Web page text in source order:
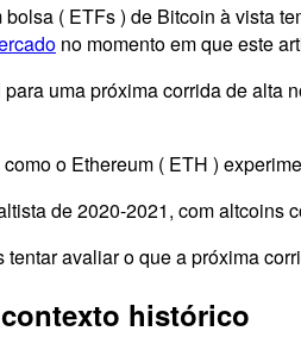
( ETFs ) de Bitcoin à vista
no momento em que este
uma próxima corrida de
o Ethereum ( ETH )
de 2020-2021, com
avaliar o que a próxima
histórico